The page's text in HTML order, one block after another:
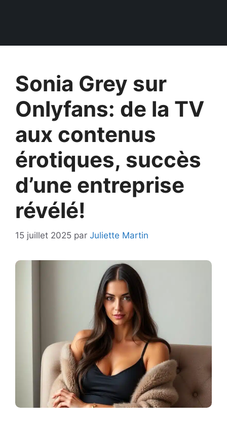
Sonia Grey sur
Onlyfans: de la TV
aux contenus
érotiques, succès
d’une entreprise
révélé!
15 juillet 2025 par Juliette Martin